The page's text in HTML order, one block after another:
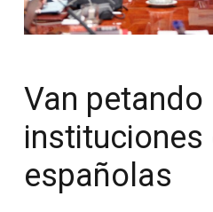
Van petando
españolas